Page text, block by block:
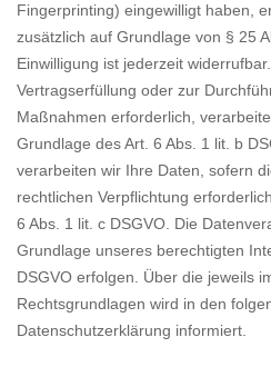
Fingerprinting) eingewilligt haben,
zusätzlich auf Grundlage von § 25
Einwilligung ist jederzeit
Vertragserfüllung oder zur
Maßnahmen erforderlich,
Grundlage des Art. 6 Abs. 1 lit. b
verarbeiten wir Ihre Daten, sofern
rechtlichen Verpflichtung
6 Abs. 1 lit. c DSGVO. Die
Grundlage unseres berechtigten
DSGVO erfolgen. Über die jeweils
Rechtsgrundlagen wird in den
Datenschutzerklärung informiert.